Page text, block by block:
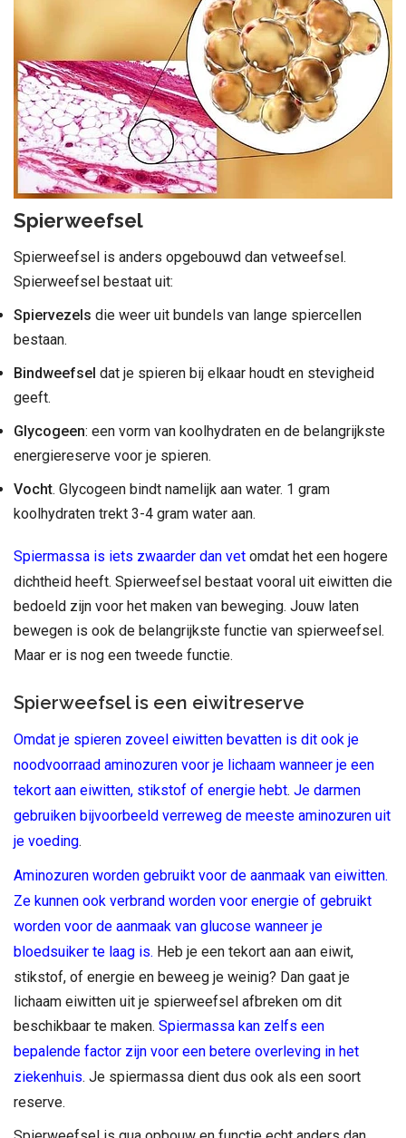
Spierweefsel
Spierweefsel is anders opgebouwd dan vetweefsel.
Spierweefsel bestaat uit:
Spiervezels die weer uit bundels van lange spiercellen
bestaan.
Bindweefsel dat je spieren bij elkaar houdt en stevigheid
geeft.
Glycogeen: een vorm van koolhydraten en de belangrijkste
energiereserve voor je spieren.
Vocht. Glycogeen bindt namelijk aan water. 1 gram
koolhydraten trekt 3-4 gram water aan.
Spiermassa is iets zwaarder dan vet omdat het een hogere
dichtheid heeft. Spierweefsel bestaat vooral uit eiwitten die
bedoeld zijn voor het maken van beweging. Jouw laten
bewegen is ook de belangrijkste functie van spierweefsel.
Maar er is nog een tweede functie.
Spierweefsel is een eiwitreserve
Omdat je spieren zovee eiwitten bevatten is dit ook je
noodvoorraad aminozuren voor je lichaam wanneer je een
tekort aan eiwitten, stikstof of energie hebt. Je darmen
gebruiken bijvoorbeeld verreweg de meeste aminozuren uit
je voeding.
Aminozuren worden gebruikt voor de aanmaak van eiwitten.
Ze kunnen ook verbrand worden voor energie of gebruikt
worden voor de aanmaak van glucose wanneer je
bloedsuiker te laag is. Heb je een tekort aan aan eiwit,
stikstof, of energie en beweeg je weinig? Dan gaat je
lichaam eiwitten uit je spierweefsel afbreken om dit
beschikbaar te maken. Spiermassa kan zelfs een
bepalende factor zijn voor een betere overleving in het
ziekenhuis. Je spiermassa dient dus ook als een soort
reserve.